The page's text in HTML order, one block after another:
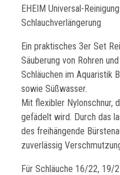
EHEIM Universal-
Schlauchverlängerung
Ein praktisches 3er Set
Säuberung von Rohren und
Schläuchen im Aquaristik
sowie Süßwasser.
Mit flexibler Nylonschnur,
gefädelt wird. Durch das
des freihängende
zuverlässig
Für Schläuche 16/22, 19/